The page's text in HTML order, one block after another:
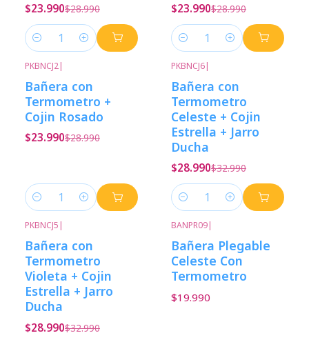
$23.990$28.990
Cantidad
$23.990$28.990
Cantidad
PKBNCJ2|
Bañera con
Termometro +
Cojin Rosado
$23.990$28.990
Cantidad
PKBNCJ6|
Bañera con
Termometro
Celeste + Cojin
Estrella + Jarro
Ducha
$28.990$32.990
Cantidad
PKBNCJ5 |
Bañera con
Termometro
Violeta + Cojin
Estrella + Jarro
Ducha
$28.990$32.990
BANPR09|
Bañera Plegable
Celeste Con
Termometro
$19.990